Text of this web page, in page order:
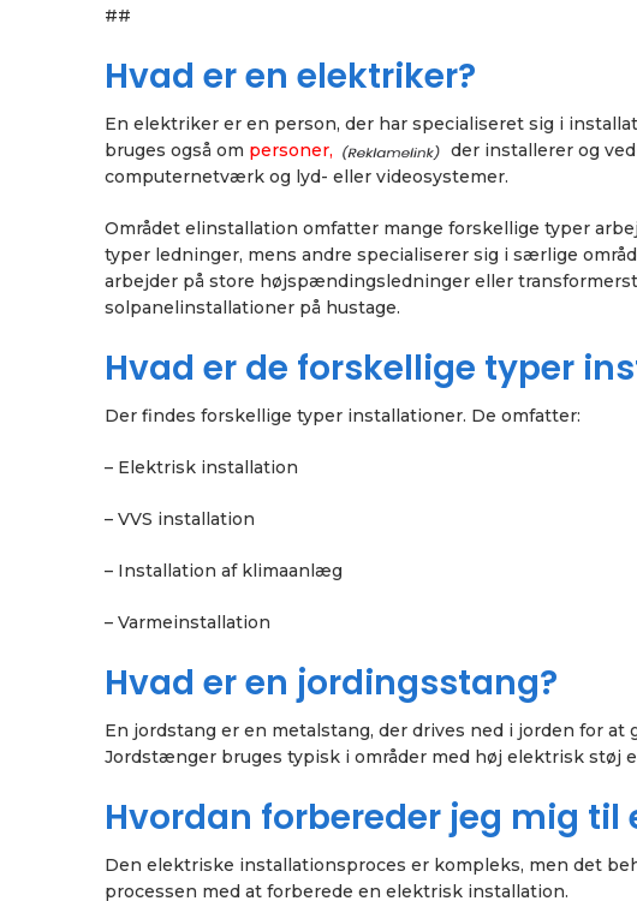
##
Hvad er en elektriker?
En elektriker er en person, der har specialiseret sig i
bruges også om personer,
der installerer og
computernetværk og lyd- eller videosystemer.
Området elinstallation omfatter mange forskellige typer
typer ledninger, mens andre specialiserer sig i særlige
arbejder på store højspændingsledninger eller
solpanelinstallationer på hustage.
Hvad er de forskellige typer
Der findes forskellige typer installationer. De omfatter:
– Elektrisk installation
– VVS installation
– Installation af klimaanlæg
– Varmeinstallation
Hvad er en jordingsstang?
En jordstang er en metalstang, der drives ned i jorden for
Jordstænger bruges typisk i områder med høj elektrisk støj
Hvordan forbereder jeg mig
Den elektriske installationsproces er kompleks, men det
processen med at forberede en elektrisk installation.